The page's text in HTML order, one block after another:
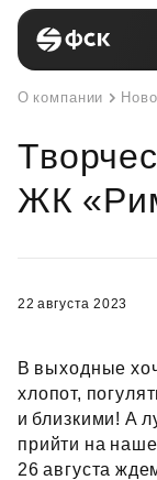
О компании
ЖК
22 августа 2023
В выходные
хлопот,
и близкими! А
прийти на
26 августа